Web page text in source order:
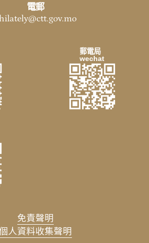
免責聲明
人資料收集聲明
郵電局
wechat
電郵